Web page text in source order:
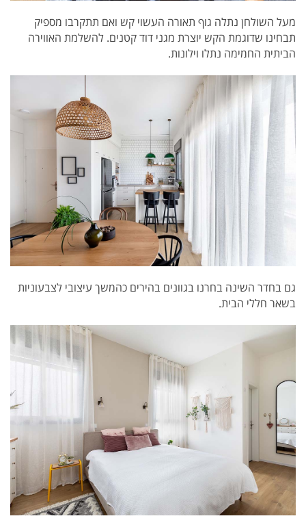
מעל השולחן נתלה גוף תאורה העשוי קש ואם תתקרבו מספיק
תבחינו שדוגמת הקש יוצרת מגני דוד קטנים. להשלמת האווירה
הביתית החמימה נתלו וילונות.
גם בחדר השינה בחרנו בגוונים בהירים כהמשך עיצובי לצבעוניות
בשאר חללי הבית.